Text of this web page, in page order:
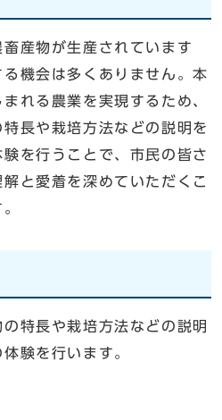
産物が生産されています
機会は多くありません。本
れる農業を実現するため、
長や栽培方法などの説明を
を行うことで、市民の皆さ
と愛着を深めていただくこ
特長や栽培方法などの説明
験を行います。